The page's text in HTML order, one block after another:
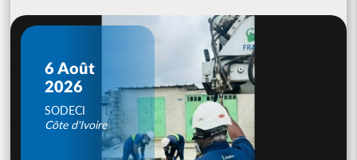
6 Août
2026
SODECI
Côte d'Ivoire